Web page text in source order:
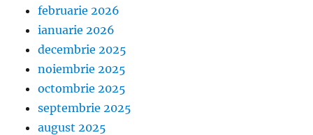
februarie 2026
ianuarie 2026
decembrie 2025
noiembrie 2025
octombrie 2025
septembrie 2025
august 2025